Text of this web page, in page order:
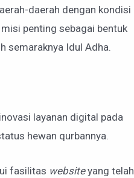
daerah dengan kondisi
penting sebagai bentuk
semaraknya Idul Adha.
layanan digital pada
hewan qurbannya.
fasilitas websiteyang telah